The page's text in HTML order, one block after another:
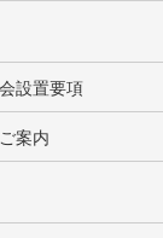
設置要項
案内